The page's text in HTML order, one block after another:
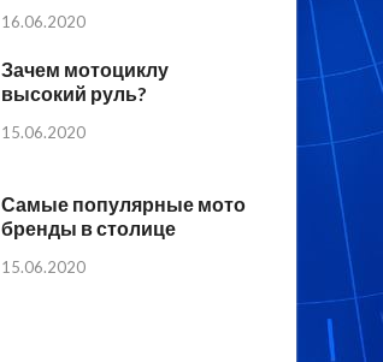
16.06.2020
Зачем мотоциклу
высокий руль?
15.06.2020
Самые популярные мото
бренды в столице
15.06.2020